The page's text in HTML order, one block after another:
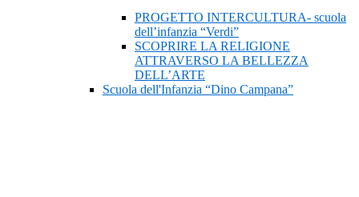
PROGETTO INTERCULTURA- scuola
dell’infanzia “Verdi”
SCOPRIRE LA RELIGIONE
ATTRAVERSO LA BELLEZZA
DELL’ARTE
Scuola dell'Infanzia “Dino Campana”